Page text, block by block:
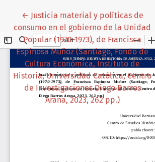
← Volver a los detalles del artículo
Justicia material y políticas de
consumo en el gobierno de la Unidad
Popular (1970-1973), de Francisca
Espinosa Muñoz (Santiago, Fondo de
Cultura Económica, Instituto de
Historia, Universidad Católica, Centro
de Investigaciones Diego Barros
Arana, 2023, 262 pp.)